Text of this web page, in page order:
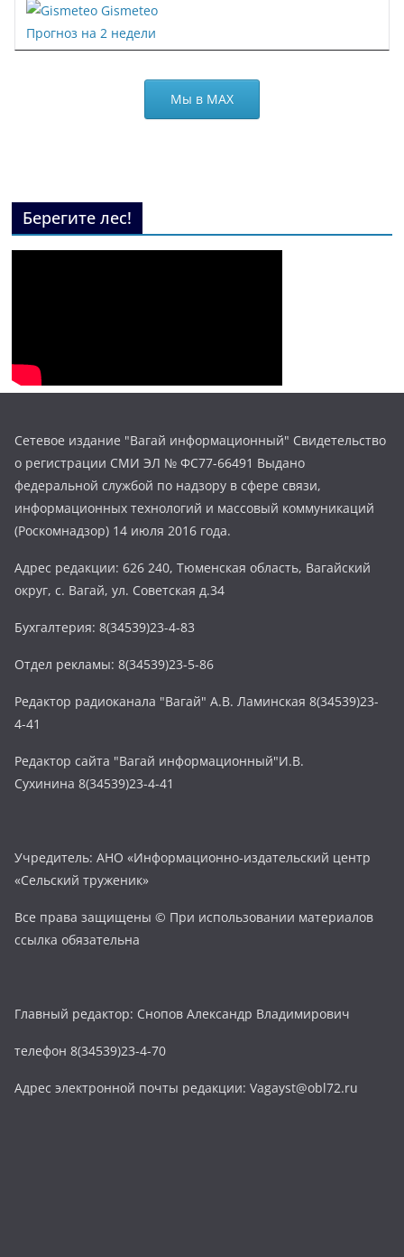
Gismeteo
Прогноз на 2 недели
Мы в МАХ
Берегите лес!
Сетевое издание "Вагай информационный" Свидетельство
о регистрации СМИ ЭЛ № ФС77-66491 Выдано
федеральной службой по надзору в сфере связи,
информационных технологий и массовый коммуникаций
(Роскомнадзор) 14 июля 2016 года.
Адрес редакции: 626 240, Тюменская область, Вагайский
округ, с. Вагай, ул. Советская д.34
Бухгалтерия: 8(34539)23-4-83
Отдел рекламы: 8(34539)23-5-86
Редактор радиоканала "Вагай" А.В. Ламинская 8(34539)23-
4-41
Редактор сайта "Вагай информационный"И.В.
Сухинина 8(34539)23-4-41
Учредитель: АНО «Информационно-издательский центр
«Сельский труженик»
Все права защищены © При использовании материалов
ссылка обязательна
Главный редактор: Снопов Александр Владимирович
телефон 8(34539)23-4-70
Адрес электронной почты редакции: Vagayst@obl72.ru